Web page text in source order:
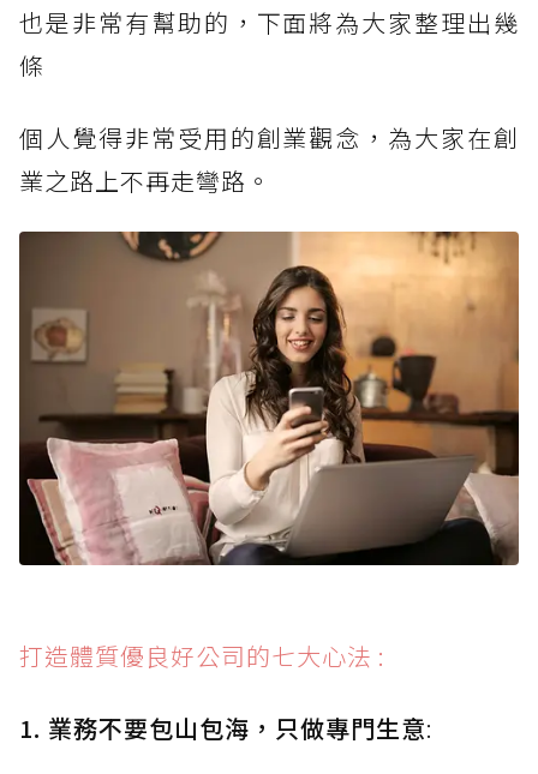
也是非常有幫助的，下面將為大家整理出幾
條
個人覺得非常受用的創業觀念，為大家在創
業之路上不再走彎路。
打造體質優良好公司的七大心法 :
1. 業務不要包山包海，只做專門生意: